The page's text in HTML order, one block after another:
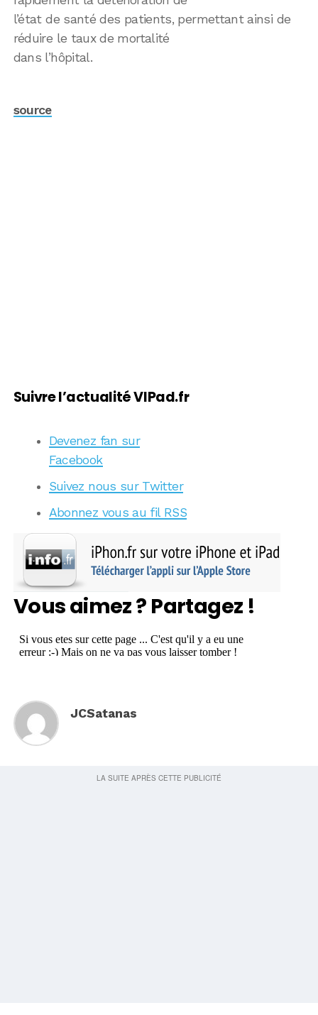
l’état de santé des patients, permettant ainsi de
réduire le taux de mortalité
dans l’hôpital.
source
Suivre l’actualité VIPad.fr
Devenez fan sur
Facebook
Suivez nous sur Twitter
Abonnez vous au fil RSS
Vous aimez ? Partagez !
JCSatanas